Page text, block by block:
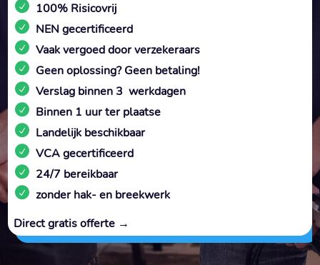
100% Risicovrij
NEN gecertificeerd
Vaak vergoed door verzekeraars
Geen oplossing? Geen betaling!
Verslag binnen 3 werkdagen
Binnen 1 uur ter plaatse
Landelijk beschikbaar
VCA gecertificeerd
24/7 bereikbaar
zonder hak- en breekwerk
Direct gratis offerte →